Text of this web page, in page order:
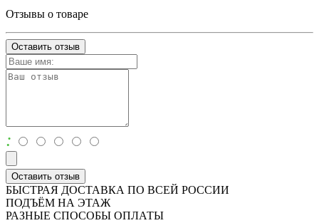
Отзывы о товаре
Оставить отзыв
:
Оставить отзыв
БЫСТРАЯ ДОСТАВКА ПО ВСЕЙ РОССИИ
ПОДЪЁМ НА ЭТАЖ
РАЗНЫЕ СПОСОБЫ ОПЛАТЫ